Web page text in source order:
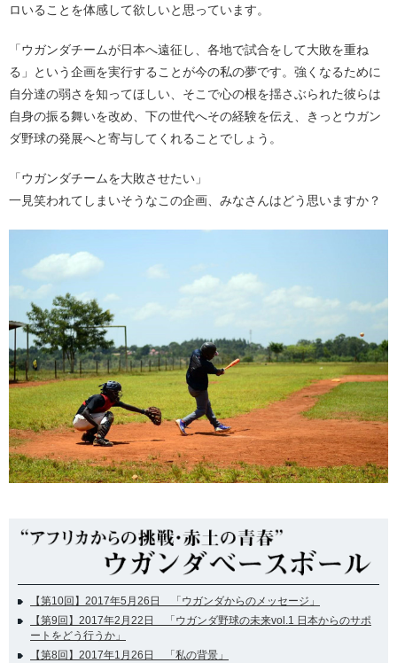
ロいることを体感して欲しいと思っています。
「ウガンダチームが日本へ遠征し、各地で試合をして大敗を重ね
る」という企画を実行することが今の私の夢です。強くなるために
自分達の弱さを知ってほしい、そこで心の根を揺さぶられた彼らは
自身の振る舞いを改め、下の世代へその経験を伝え、きっとウガン
ダ野球の発展へと寄与してくれることでしょう。
「ウガンダチームを大敗させたい」
一見笑われてしまいそうなこの企画、みなさんはどう思いますか？
【第10回】2017年5月26日 「ウガンダからのメッセージ」
【第9回】2017年2月22日 「ウガンダ野球の未来vol.1 日本からのサポ
ートをどう行うか」
【第8回】2017年1月26日 「私の背景」